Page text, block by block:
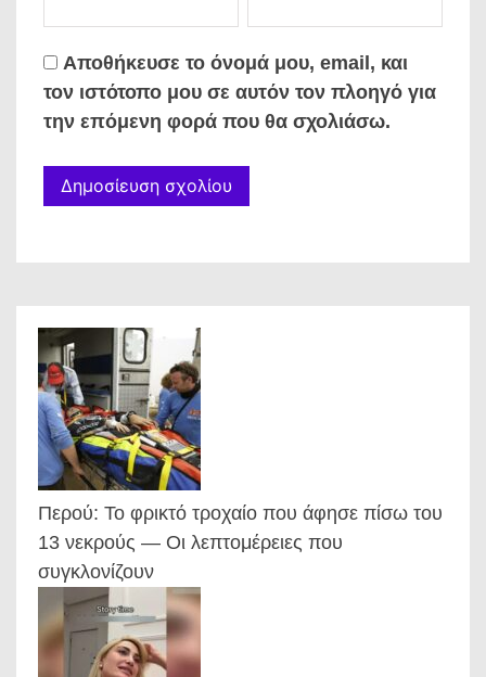
Αποθήκευσε το όνομά μου, email, και
τον ιστότοπο μου σε αυτόν τον πλοηγό για
την επόμενη φορά που θα σχολιάσω.
Περού: Το φρικτό τροχαίο που άφησε πίσω του
13 νεκρούς — Οι λεπτομέρειες που
συγκλονίζουν